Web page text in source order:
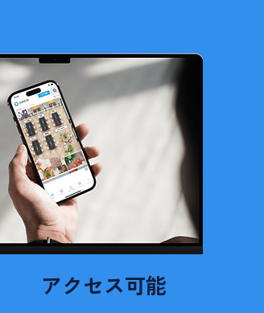
アクセス可能